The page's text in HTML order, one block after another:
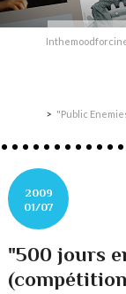
"Public
2009
01/07
"500 jours